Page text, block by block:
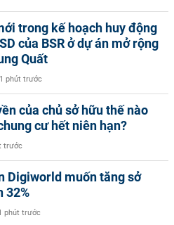
trong kế hoạch huy động
của BSR ở dự án mở rộng
Quất
1 phút trước
của chủ sở hữu thế nào
cư hết niên hạn?
trước
Digiworld muốn tăng sở
32%
phút trước